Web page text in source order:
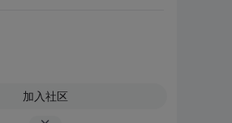
加入社区